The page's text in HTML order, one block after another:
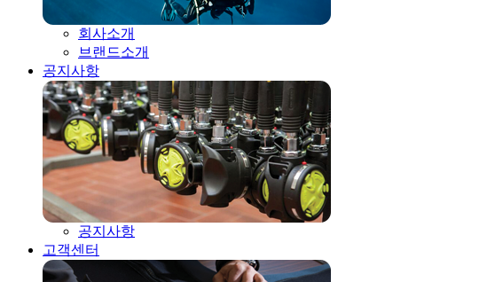
회사소개
브랜드소개
공지사항
공지사항
고객센터